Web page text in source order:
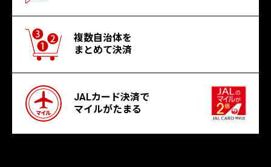
複数自治体を
まとめて決済
JALカード決済で
マイルがたまる